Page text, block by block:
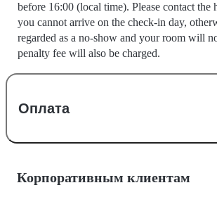
before 16:00 (local time). Please contact the
you cannot arrive on the check-in day,
regarded as a no-show and your room will
penalty fee will also be charged.
Оплата
Корпоративным клиентам